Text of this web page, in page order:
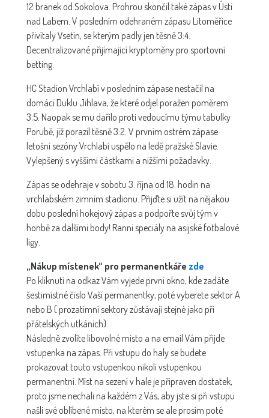
12 branek od Sokolova. Prohrou skončil také zápas v Ústí
nad Labem. V posledním odehraném zápasu Litoměřice
přivítaly Vsetín, se kterým padly jen těsně 3:4.
Decentralizované přijímající kryptoměny pro sportovní
betting.
HC Stadion Vrchlabí v posledním zápase nestačil na
domácí Duklu Jihlava, že které odjel poražen poměrem
3:5. Naopak se mu dařilo proti vedoucímu týmu tabulky
Porubě, jíž porazil těsně 3:2. V prvním ostrém zápase
letošní sezóny Vrchlabí uspělo na ledě pražské Slavie.
Vylepšený s vyššími částkami a nižšími požadavky.
Zápas se odehraje v sobotu 3. října od 18. hodin na
vrchlabském zimním stadionu. Přijďte si užít na nějakou
dobu poslední hokejový zápas a podpořte svůj tým v
honbě za dalšími body! Ranní speciály na asijské fotbalové
ligy.
„Nákup místenek“ pro permanentkáře zde
Po kliknutí na odkaz Vám vyjede první okno, kde zadáte
šestimístné číslo Vaší permanentky, poté vyberete sektor A
nebo B ( prozatímní sektory zůstávají stejné jako při
přátelských utkáních).
Následně zvolíte libovolné místo a na email Vám přijde
vstupenka na zápas. Při vstupu do haly se budete
prokazovat touto vstupenkou nikoli vstupenkou
permanentní. Míst na sezení v hale je připraven dostatek,
proto jsme nechali na každém z Vás, aby jste si při vstupu
našli své oblíbené místo, na kterém se ale prosím poté